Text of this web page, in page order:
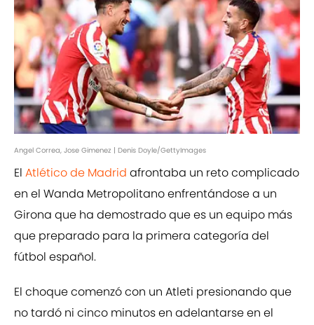
Angel Correa, Jose Gimenez | Denis Doyle/GettyImages
El Atlético de Madrid afrontaba un reto complicado
en el Wanda Metropolitano enfrentándose a un
Girona que ha demostrado que es un equipo más
que preparado para la primera categoría del
fútbol español.
El choque comenzó con un Atleti presionando que
no tardó ni cinco minutos en adelantarse en el